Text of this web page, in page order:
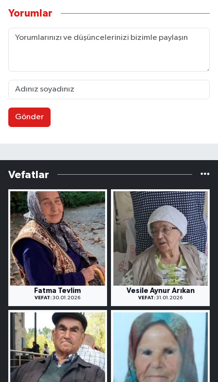
Yorumlar
Gönder
Vefatlar
Fatma Tevlim
VEFAT: 30.01.2026
Vesile Aynur Arıkan
VEFAT: 31.01.2026